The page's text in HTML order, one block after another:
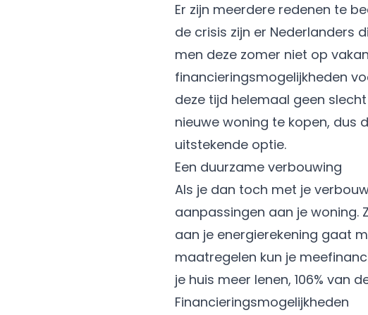
Er zijn meerdere redenen te
de crisis zijn er Nederlanders
men deze zomer niet op
financieringsmogelijkheden
deze tijd helemaal geen
nieuwe woning te kopen, dus
uitstekende optie.
Een duurzame verbouwing
Als je dan toch met je
aanpassingen aan je woning.
aan je energierekening gaat
maatregelen kun je
je huis meer lenen, 106% van
Financieringsmogelijkheden